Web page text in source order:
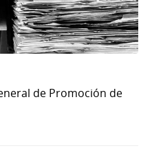
de Promoción de